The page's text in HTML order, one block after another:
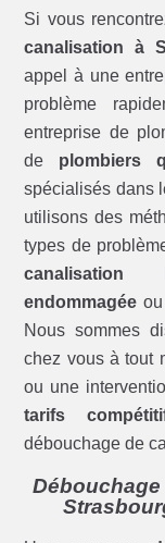
Si vous
canalisation à
appel à une
problème
entreprise de
de plombiers
spécialisés dans
utilisons des
types de
canalisation
endommagée
Nous sommes
chez vous à tout
ou une
tarifs
débouchage de